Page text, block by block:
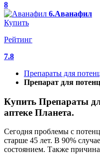
8
6.Аванафил
Купить
Рейтинг
7.8
Препараты для
Препарат для
Купить Препараты
аптеке Планета.
Сегодня проблемы с
старше 45 лет. В 90%
состоянием. Также